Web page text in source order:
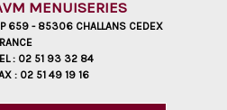
MENUISERIES
659 - 85306 CHALLANS CEDEX
: 02 51 93 32 84
: 02 51 49 19 16